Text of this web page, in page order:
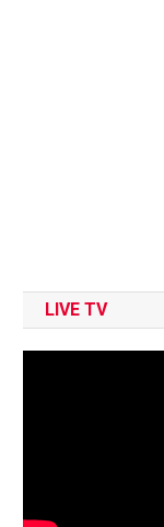
LIVE TV